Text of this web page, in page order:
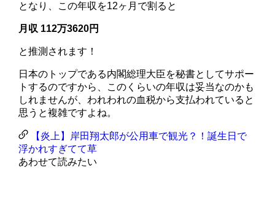
となり、この年収を12ヶ月で割ると
月収 112万3620円
と推測されます！
日本のトップである内閣総理大臣を秘書としてサポー
トするのですから、このくらいの年収は妥当なのかも
しれませんが、われわれの血税から支払われていると
思うと複雑ですよね。
【炎上】岸田翔太郎が公用車で観光？！誕生日で
浮かれすぎてて草
あわせて読みたい